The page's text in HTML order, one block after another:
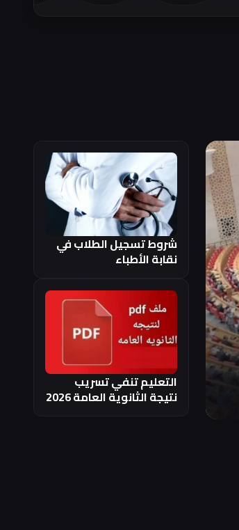
شروط تسجيل الطلاب في
نقابة الأطباء
التعليم تنفي تسريب
نتيجة الثانوية العامة 2026